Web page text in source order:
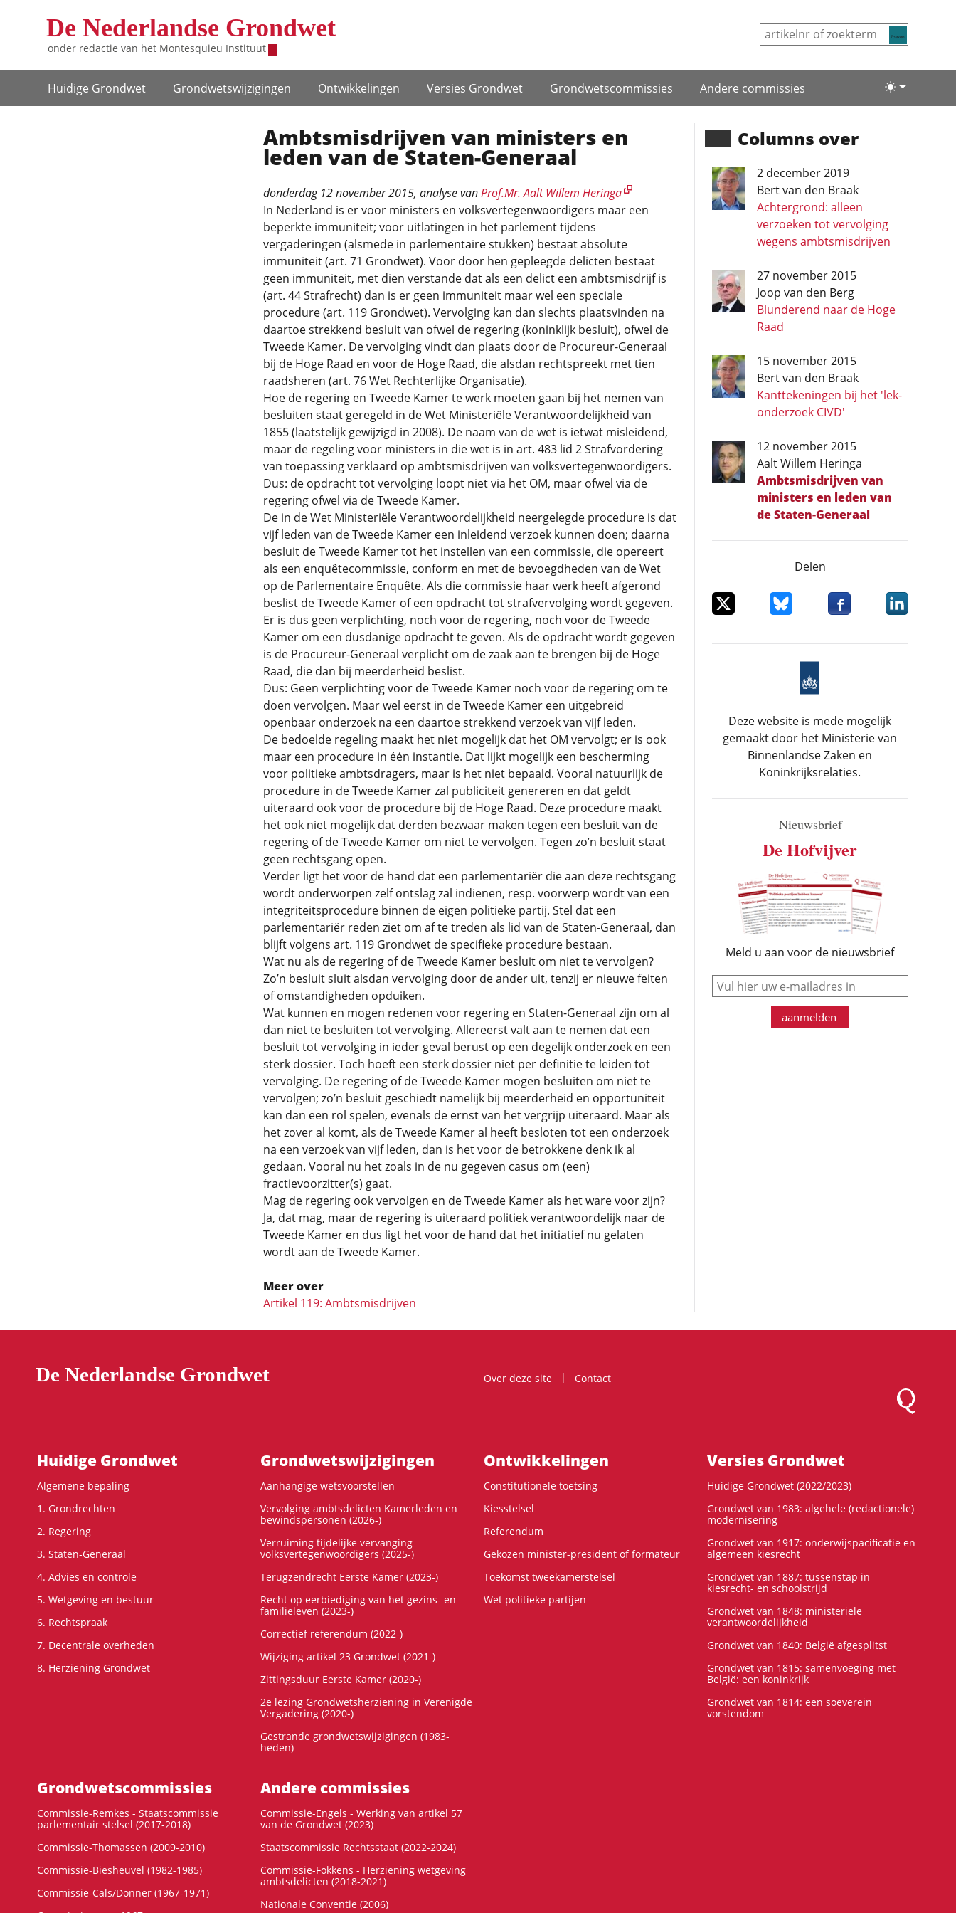
De Nederlandse Grondwet
onder redactie van het Montesquieu Instituut
Lichte/
Hoofdnavigatie
Huidige Grondwet Grondwets­wijzigingen Ontwikke­lingen Versies Grondwet Grondwets­commissies Andere commissies
Ambtsmisdrijven van ministers en
leden van de Staten-Generaal
donderdag 12 november 2015, analyse vanProf.Mr. Aalt Willem Heringa
In Nederland is er voor ministers en volksvertegenwoordigers maar een
beperkte immuniteit; voor uitlatingen in het parlement tijdens
vergaderingen (alsmede in parlementaire stukken) bestaat absolute
immuniteit (art. 71 Grondwet). Voor door hen gepleegde delicten bestaat
geen immuniteit, met dien verstande dat als een delict een ambtsmisdrijf is
(art. 44 Strafrecht) dan is er geen immuniteit maar wel een speciale
procedure (art. 119 Grondwet). Vervolging kan dan slechts plaatsvinden na
daartoe strekkend besluit van ofwel de regering (koninklijk besluit), ofwel de
Tweede Kamer. De vervolging vindt dan plaats door de Procureur-Generaal
bij de Hoge Raad en voor de Hoge Raad, die alsdan rechtspreekt met tien
raadsheren (art. 76 Wet Rechterlijke Organisatie).
Hoe de regering en Tweede Kamer te werk moeten gaan bij het nemen van
besluiten staat geregeld in de Wet Ministeriële Verantwoordelijkheid van
1855 (laatstelijk gewijzigd in 2008). De naam van de wet is ietwat misleidend,
maar de regeling voor ministers in die wet is in art. 483 lid 2 Strafvordering
van toepassing verklaard op ambtsmisdrijven van volksvertegenwoordigers.
Dus: de opdracht tot vervolging loopt niet via het OM, maar ofwel via de
regering ofwel via de Tweede Kamer.
De in de Wet Ministeriële Verantwoordelijkheid neergelegde procedure is dat
vijf leden van de Tweede Kamer een inleidend verzoek kunnen doen; daarna
besluit de Tweede Kamer tot het instellen van een commissie, die opereert
als een enquêtecommissie, conform en met de bevoegdheden van de Wet
op de Parlementaire Enquête. Als die commissie haar werk heeft afgerond
beslist de Tweede Kamer of een opdracht tot strafvervolging wordt gegeven.
Er is dus geen verplichting, noch voor de regering, noch voor de Tweede
Kamer om een dusdanige opdracht te geven. Als de opdracht wordt gegeven
is de Procureur-Generaal verplicht om de zaak aan te brengen bij de Hoge
Raad, die dan bij meerderheid beslist.
Dus: Geen verplichting voor de Tweede Kamer noch voor de regering om te
doen vervolgen. Maar wel eerst in de Tweede Kamer een uitgebreid
openbaar onderzoek na een daartoe strekkend verzoek van vijf leden.
De bedoelde regeling maakt het niet mogelijk dat het OM vervolgt; er is ook
maar een procedure in één instantie. Dat lijkt mogelijk een bescherming
voor politieke ambtsdragers, maar is het niet bepaald. Vooral natuurlijk de
procedure in de Tweede Kamer zal publiciteit genereren en dat geldt
uiteraard ook voor de procedure bij de Hoge Raad. Deze procedure maakt
het ook niet mogelijk dat derden bezwaar maken tegen een besluit van de
regering of de Tweede Kamer om niet te vervolgen. Tegen zo’n besluit staat
geen rechtsgang open.
Verder ligt het voor de hand dat een parlementariër die aan deze rechtsgang
wordt onderworpen zelf ontslag zal indienen, resp. voorwerp wordt van een
integriteitsprocedure binnen de eigen politieke partij. Stel dat een
parlementariër reden ziet om af te treden als lid van de Staten-Generaal, dan
blijft volgens art. 119 Grondwet de specifieke procedure bestaan.
Wat nu als de regering of de Tweede Kamer besluit om niet te vervolgen?
Zo’n besluit sluit alsdan vervolging door de ander uit, tenzij er nieuwe feiten
of omstandigheden opduiken.
Wat kunnen en mogen redenen voor regering en Staten-Generaal zijn om al
dan niet te besluiten tot vervolging. Allereerst valt aan te nemen dat een
besluit tot vervolging in ieder geval berust op een degelijk onderzoek en een
sterk dossier. Toch hoeft een sterk dossier niet per definitie te leiden tot
vervolging. De regering of de Tweede Kamer mogen besluiten om niet te
vervolgen; zo’n besluit geschiedt namelijk bij meerderheid en opportuniteit
kan dan een rol spelen, evenals de ernst van het vergrijp uiteraard. Maar als
het zover al komt, als de Tweede Kamer al heeft besloten tot een onderzoek
na een verzoek van vijf leden, dan is het voor de betrokkene denk ik al
gedaan. Vooral nu het zoals in de nu gegeven casus om (een)
fractievoorzitter(s) gaat.
Mag de regering ook vervolgen en de Tweede Kamer als het ware voor zijn?
Ja, dat mag, maar de regering is uiteraard politiek verantwoordelijk naar de
Tweede Kamer en dus ligt het voor de hand dat het initiatief nu gelaten
wordt aan de Tweede Kamer.
Meer over
Artikel 119: Ambtsmisdrijven
Columns over
2 december 2019
Bert van den Braak
Achtergrond: alleen
verzoeken tot vervolging
wegens ambtsmisdrijven
27 november 2015
Joop van den Berg
Blunderend naar de Hoge
Raad
15 november 2015
Bert van den Braak
Kanttekeningen bij het 'lek-
onderzoek CIVD'
12 november 2015
Aalt Willem Heringa
Ambtsmisdrijven van
ministers en leden van
de Staten-Generaal
Delen
Deel dit item op XDeel dit item op Bluesky
Deel dit item op
Deel dit
Deze website is mede mogelijk
gemaakt door het Ministerie van
Binnenlandse Zaken en
Koninkrijksrelaties.
Nieuwsbrief
De Hofvijver
Meld u aan voor de nieuwsbrief
e-mail
aanmelden
De Nederlandse Grondwet Over deze site
Contact
Logo
Hoofdnavigatie
Huidige Grondwet
Algemene bepaling
1. Grondrechten
2. Regering
3. Staten-Generaal
4. Advies en controle
5. Wetgeving en bestuur
6. Rechtspraak
7. Decentrale overheden
8. Herziening Grondwet
Grondwets­wijzigingen
Aanhangige wetsvoorstellen
Vervolging ambtsdelicten Kamerleden en
bewindspersonen (2026-)
Verruiming tijdelijke vervanging
volksvertegenwoordigers (2025-)
Terugzendrecht Eerste Kamer (2023-)
Recht op eerbiediging van het gezins- en
familieleven (2023-)
Correctief referendum (2022-)
Wijziging artikel 23 Grondwet (2021-)
Zittingsduur Eerste Kamer (2020-)
2e lezing Grondwetsherziening in Verenigde
Vergadering (2020-)
Gestrande grondwetswijzigingen (1983-
heden)
Ontwikke­lingen
Constitutionele toetsing
Kiesstelsel
Referendum
Gekozen minister-president of formateur
Toekomst tweekamerstelsel
Wet politieke partijen
Versies Grondwet
Huidige Grondwet (2022/2023)
Grondwet van 1983: algehele (redactionele)
modernisering
Grondwet van 1917: onderwijspacificatie en
algemeen kiesrecht
Grondwet van 1887: tussenstap in
kiesrecht- en schoolstrijd
Grondwet van 1848: ministeriële
verantwoordelijkheid
Grondwet van 1840: België afgesplitst
Grondwet van 1815: samenvoeging met
België: een koninkrijk
Grondwet van 1814: een soeverein
vorstendom
Grondwets­commissies
Commissie-Remkes - Staatscommissie
parlementair stelsel (2017-2018)
Commissie-Thomassen (2009-2010)
Commissie-Biesheuvel (1982-1985)
Commissie-Cals/Donner (1967-1971)
Andere commissies
Commissie-Engels - Werking van artikel 57
van de Grondwet (2023)
Staatscommissie Rechtsstaat (2022-2024)
Commissie-Fokkens - Herziening wetgeving
ambtsdelicten (2018-2021)
Nationale Conventie (2006)